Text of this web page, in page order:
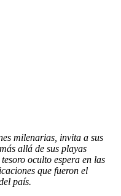
milenarias, invita a sus
allá de sus playas
oculto espera en las
que fueron el
país.